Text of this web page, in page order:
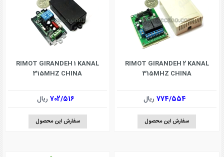
RIMOT GIRANDEH 2 KANAL
315MHZ CHINA
774/554ریال
سفارش این محصول
RIMOT GIRANDEH 1 KANAL
315MHZ CHINA
702/516 ریال
سفارش این محصول